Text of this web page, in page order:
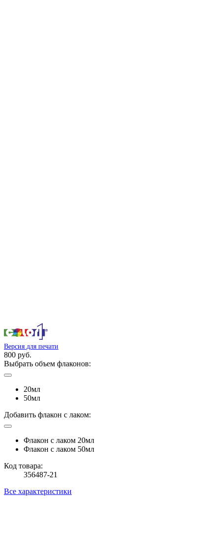
Версия для печати
800 руб.
Выбрать объем флаконов:
20мл
50мл
Добавить флакон с лаком:
Флакон с лаком 20мл
Флакон с лаком 50мл
Код товара:
356487-21
Все характеристики